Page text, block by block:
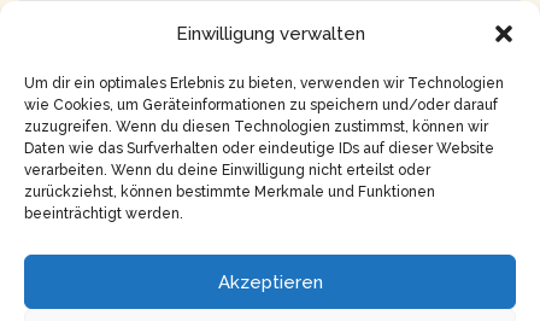
Einwilligung verwalten
Um dir ein optimales Erlebnis zu bieten, verwenden wir Technologien
wie Cookies, um Geräteinformationen zu speichern und/oder darauf
zuzugreifen. Wenn du diesen Technologien zustimmst, können wir
Daten wie das Surfverhalten oder eindeutige IDs auf dieser Website
verarbeiten. Wenn du deine Einwilligung nicht erteilst oder
zurückziehst, können bestimmte Merkmale und Funktionen
beeinträchtigt werden.
Akzeptieren
Impressum
Datenschutz